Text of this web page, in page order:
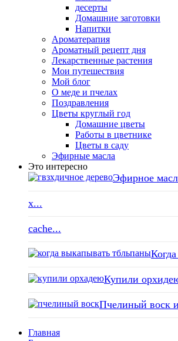
десерты
Домашние заготовки
Напитки
Ароматерапия
Ароматный рецепт дня
Лекарственные растения
Мои путешествия
Мой блог
О меде и пчелах
Поздравления
Цветы круглый год
Домашние цветы
Работы в цветнике
Цветы в саду
Эфирные масла
Это интересно
Эфирное
x...
cache...
Купили
Пчелиный воск
Главная